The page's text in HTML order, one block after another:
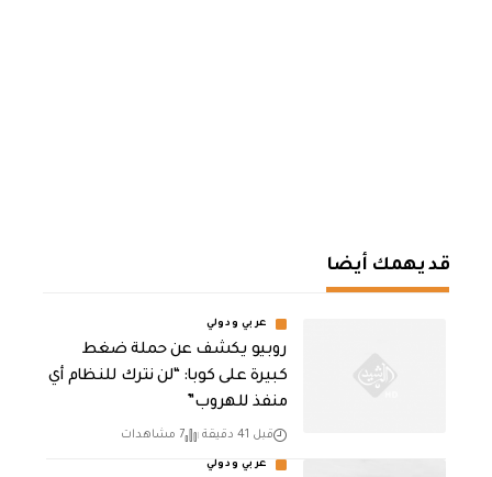
قد يهمك أيضا
عربي ودولي
روبيو يكشف عن حملة ضغط
كبيرة على كوبا: “لن نترك للنظام أي
منفذ للهروب”
قبل 41 دقيقة 7 مشاهدات
عربي ودولي